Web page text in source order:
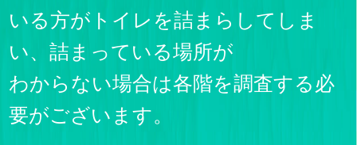
いる方がトイレを詰まらしてしま
い、詰まっている場所が
わからない場合は各階を調査する必
要がございます。